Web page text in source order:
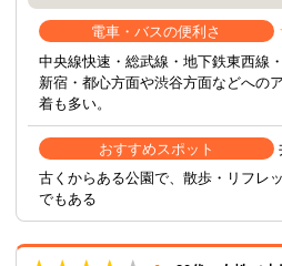
電車・バスの便利さ
中央線快速・総武線・地下鉄東西線
新宿・都心方面や渋谷方面などへの
着も多い。
おすすめスポット
古くからある公園で、散歩・リフレ
でもある